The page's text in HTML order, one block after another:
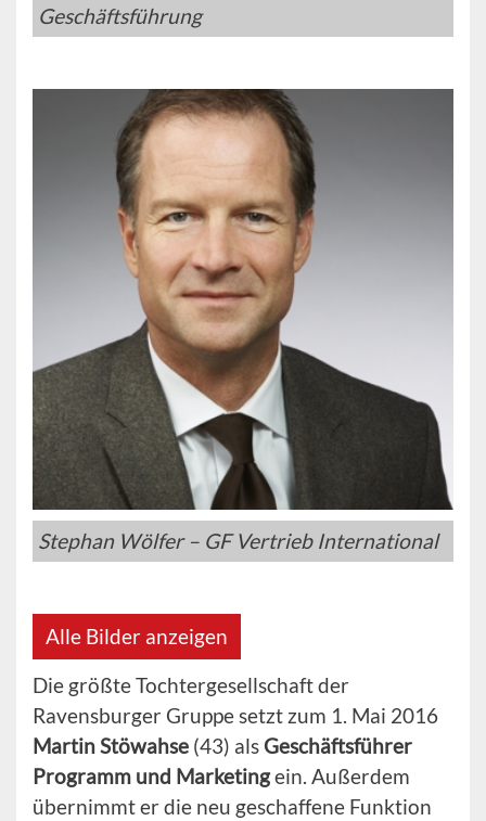
Geschäftsführung
Stephan Wölfer – GF Vertrieb International
Alle Bilder anzeigen
Die größte Tochtergesellschaft der
Ravensburger Gruppe setzt zum 1. Mai 2016
Martin Stöwahse (43) als Geschäftsführer
Programm und Marketingein. Außerdem
übernimmt er die neu geschaffene Funktion